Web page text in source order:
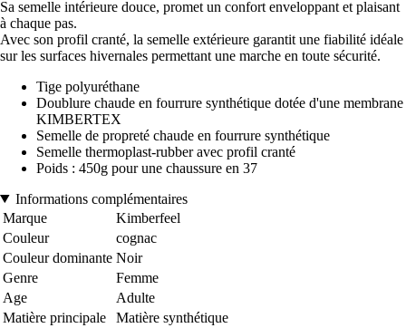
Sa semelle intérieure douce, promet un confort enveloppant et plaisant
à chaque pas.
Avec son profil cranté, la semelle extérieure garantit une fiabilité idéale
sur les surfaces hivernales permettant une marche en toute sécurité.
Tige polyuréthane
Doublure chaude en fourrure synthétique dotée d'une membrane
KIMBERTEX
Semelle de propreté chaude en fourrure synthétique
Semelle thermoplast-rubber avec profil cranté
Poids : 450g pour une chaussure en 37
Informations complémentaires
Marque
Kimberfeel
Couleur
cognac
Couleur dominante Noir
Genre
Femme
Age
Adulte
Matière principale
Matière synthétique